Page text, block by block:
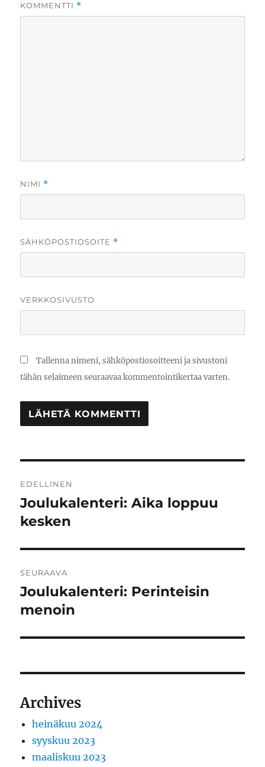
KOMMENTTI *
NIMI *
SÄHKÖPOSTIOSOITE *
VERKKOSIVUSTO
Tallenna nimeni, sähköpostiosoitteeni ja sivustoni
tähän selaimeen seuraavaa kommentointikertaa varten.
selaus
EDELLINEN
Edellinen
artikkeli:
Joulukalenteri: Aika loppuu
kesken
SEURAAVA
Seuraava
artikkeli:
Joulukalenteri: Perinteisin
menoin
Archives
heinäkuu 2024
syyskuu 2023
maaliskuu 2023